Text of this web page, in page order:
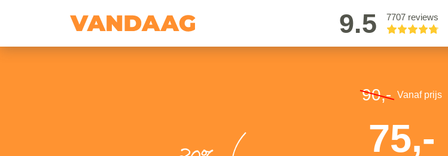
9.5 7707 reviews
90,- Vanaf prijs
75,-